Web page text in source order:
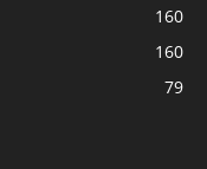
160
160
79